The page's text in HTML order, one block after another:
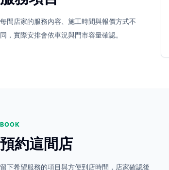
立即預約 開啟地圖 其他店家
每間店家的服務內容、施工時間與報價方式不
同，實際安排會依車況與門市容量確認。
BOOK
預約這間店
留下希望服務的項目與方便到店時間，店家確認後